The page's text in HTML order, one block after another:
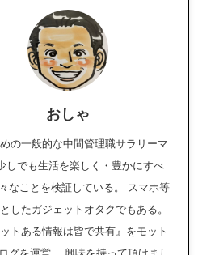
おしゃ
の一般的な中間管理職サラリーマ
しでも生活を楽しく・豊かにすべ
なことを検証している。 スマホ等
したガジェットオタクでもある。
ットある情報は皆で共有』をモット